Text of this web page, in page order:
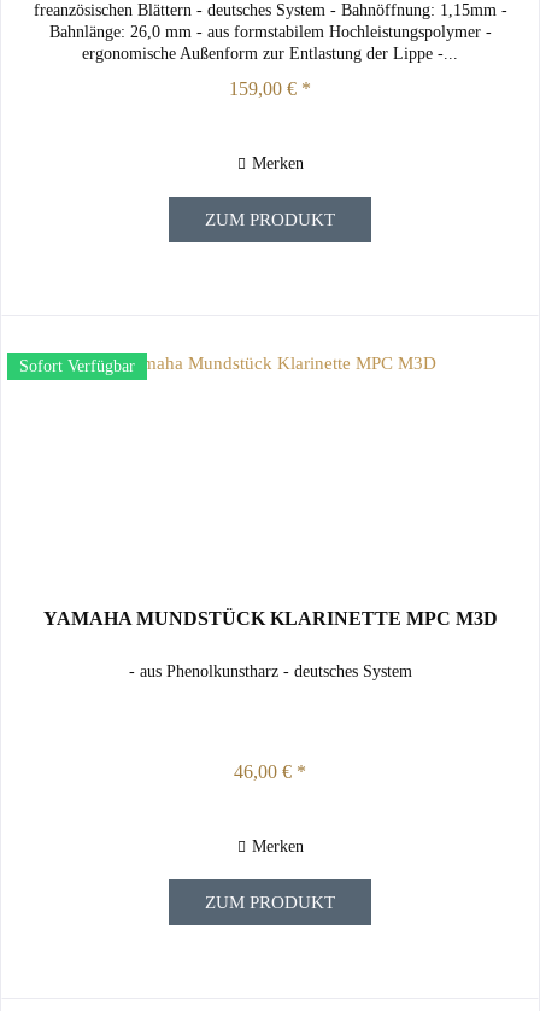
freanzösischen Blättern - deutsches System - Bahnöffnung: 1,15mm -
Bahnlänge: 26,0 mm - aus formstabilem Hochleistungspolymer -
ergonomische Außenform zur Entlastung der Lippe -...
159,00 € *
Merken
ZUM PRODUKT
Sofort Verfügbar
YAMAHA MUNDSTÜCK KLARINETTE MPC M3D
- aus Phenolkunstharz - deutsches System
46,00 € *
Merken
ZUM PRODUKT